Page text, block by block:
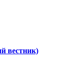
вестник)